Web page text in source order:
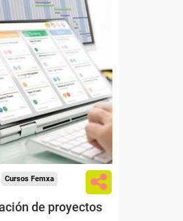
100%
subvencionada.
y autónomos.
Sector
Cursos Femxa
de proyectos